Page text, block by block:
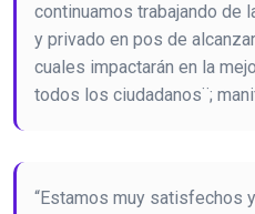
continuamos trabajando de
y privado en pos de
cuales impactarán en la
todos los ciudadanos¨;
“Estamos muy satisfechos